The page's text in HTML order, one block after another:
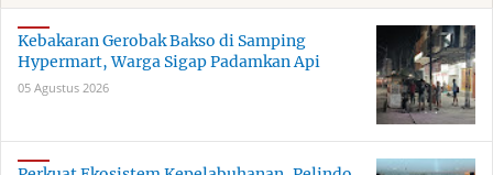
Kebakaran Gerobak Bakso di Samping
Hypermart, Warga Sigap Padamkan Api
05 Agustus 2026